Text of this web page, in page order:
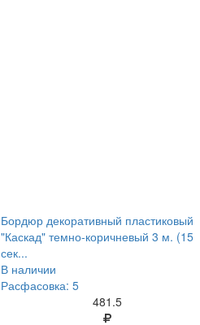
Бордюр декоративный пластиковый
"Каскад" темно-коричневый 3 м. (15
сек...
В наличии
Расфасовка: 5
481.5